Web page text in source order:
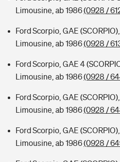
Limousine, ab 1986(0928 /
Ford Scorpio, GAE
Limousine, ab 1986(0928 /
Ford Scorpio, GAE 4
Limousine, ab 1986(0928 /
Ford Scorpio, GAE
Limousine, ab 1986(0928 /
Ford Scorpio, GAE
Limousine, ab 1986(0928 /